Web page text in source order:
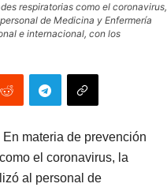
respiratorias como el coronavirus,
de Medicina y Enfermería
e internacional, con los
materia de prevención
el coronavirus, la
al personal de